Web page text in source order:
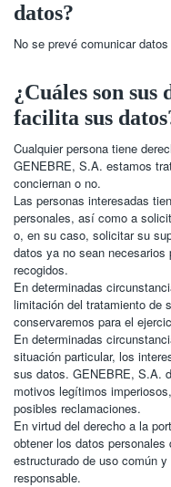
datos?
No se prevé comunicar
¿Cuáles son sus
facilita sus
Cualquier persona tiene
GENEBRE, S.A. estamos
conciernan o no.
Las personas interesadas
personales, así como a
o, en su caso, solicitar su
datos ya no sean
recogidos.
En determinadas
limitación del tratamiento de
conservaremos para el
En determinadas
situación particular, los
sus datos. GENEBRE, S.A.
motivos legítimos
posibles reclamaciones.
En virtud del derecho a la
obtener los datos
estructurado de uso común
responsable.